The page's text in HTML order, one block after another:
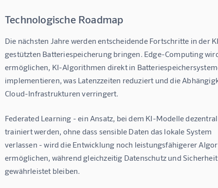
Technologische Roadmap
Die nächsten Jahre werden entscheidende Fortschritte in der
gestützten Batteriespeicherung bringen. Edge-Computing
ermöglichen, KI-Algorithmen direkt in
implementieren, was Latenzzeiten reduziert und die
Cloud-Infrastrukturen verringert.
Federated Learning - ein Ansatz, bei dem KI-Modelle
trainiert werden, ohne dass sensible Daten das lokale System
verlassen - wird die Entwicklung noch leistungsfähigerer
ermöglichen, während gleichzeitig Datenschutz und
gewährleistet bleiben.